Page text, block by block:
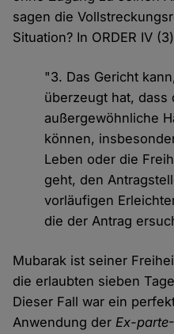
sagen die
Situation? In ORDER IV
"3. Das Gericht
überzeugt hat, dass
außergewöhnliche
können,
Leben oder die
geht, den
vorläufigen
die der Antrag
Mubarak ist seiner
die erlaubten sieben
Dieser Fall war ein
Anwendung derEx-parte